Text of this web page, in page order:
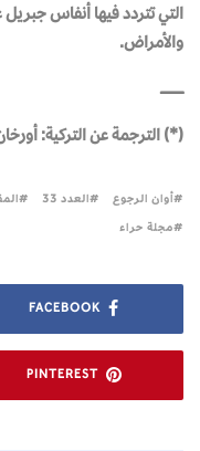
التي تتردد فيها أنفاس جبريل
والأمراض.
ـــــــــــــــــــــ
(*) الترجمة عن التركية:
أوان الرجوع العدد 33
مجلة حراء
FACEBOOK
PINTEREST